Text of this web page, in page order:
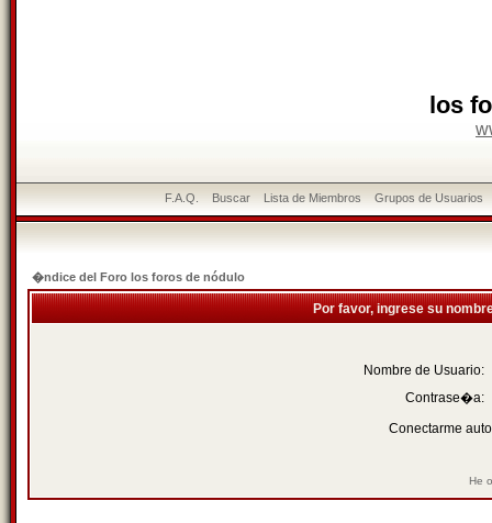
los
F.A.Q. Buscar Lista de Miembros Grupos de Usuarios
�ndice del Foro los foros de nódulo
Por favor, ingrese su
Nombre de Usuario:
Contrase�a:
Conectarme
He